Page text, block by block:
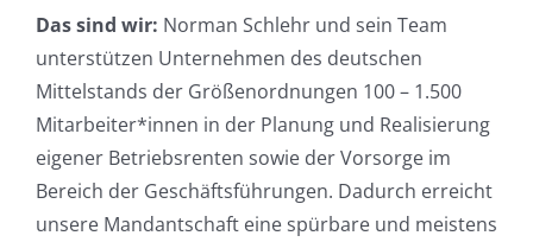
Das sind wir: Norman Schlehr und sein Team
unterstützen Unternehmen des deutschen
Mittelstands der Größenordnungen 100 – 1.500
Mitarbeiter*innen in der Planung und Realisierung
eigener Betriebsrenten sowie der Vorsorge im
Bereich der Geschäftsführungen. Dadurch erreicht
unsere Mandantschaft eine spürbare und meistens